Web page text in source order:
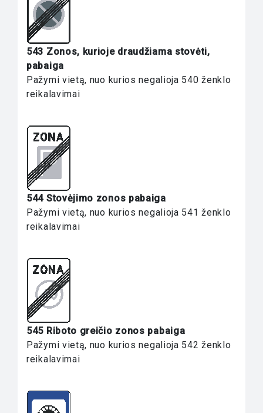
543 Zonos, kurioje draudžiama stovėti,
pabaiga
Pažymi vietą, nuo kurios negalioja 540 ženklo
reikalavimai
544 Stovėjimo zonos pabaiga
Pažymi vietą, nuo kurios negalioja 541 ženklo
reikalavimai
545 Riboto greičio zonos pabaiga
Pažymi vietą, nuo kurios negalioja 542 ženklo
reikalavimai